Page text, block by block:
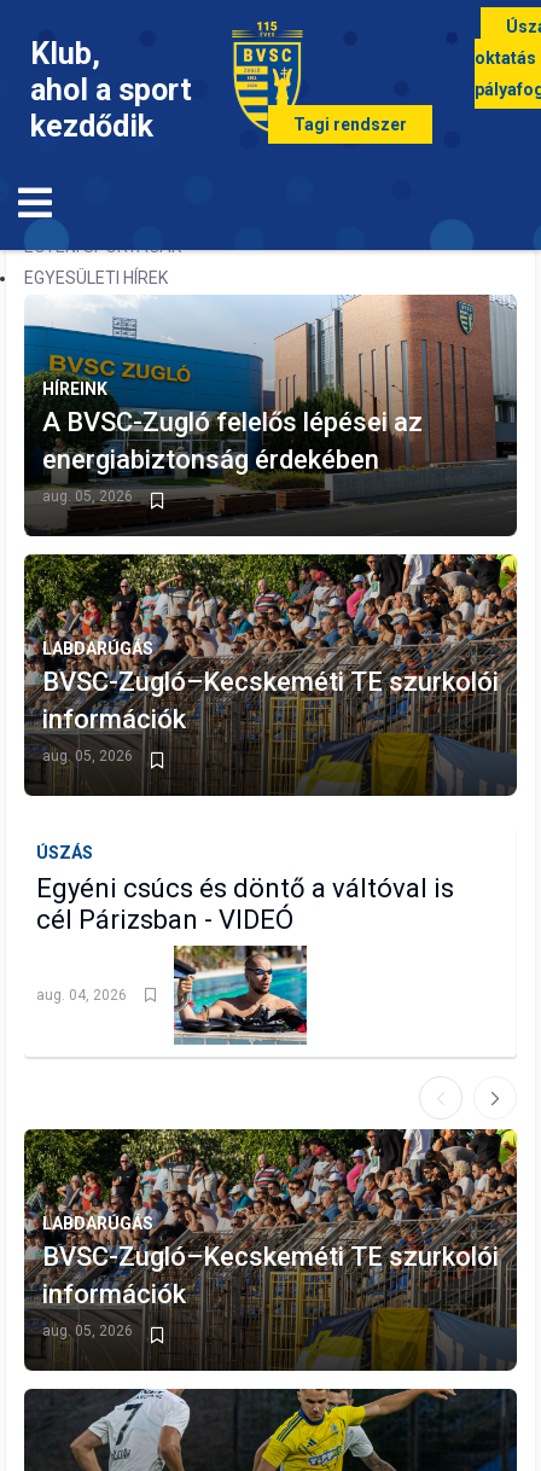
Klub,
ahol a sport
kezdődik
Tagi rendszer
oktatás
KIEMELT HÍREINK
CSAPATSPORTOK
EGYÉNI SPORTÁGAK
EGYESÜLETI HÍREK
HÍREINK
A BVSC-Zugló felelős lépései az
energiabiztonság érdekében
aug. 05, 2026
LABDARÚGÁS
BVSC-Zugló–Kecskeméti TE szurkolói
információk
aug. 05, 2026
ÚSZÁS
Egyéni csúcs és döntő a váltóval is
cél Párizsban - VIDEÓ
aug. 04, 2026
LABDARÚGÁS
BVSC-Zugló–Kecskeméti TE szurkolói
információk
aug. 05, 2026